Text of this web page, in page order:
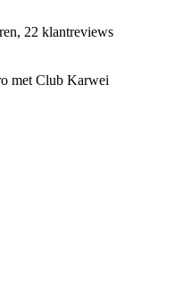
22 klantreviews
met Club Karwei